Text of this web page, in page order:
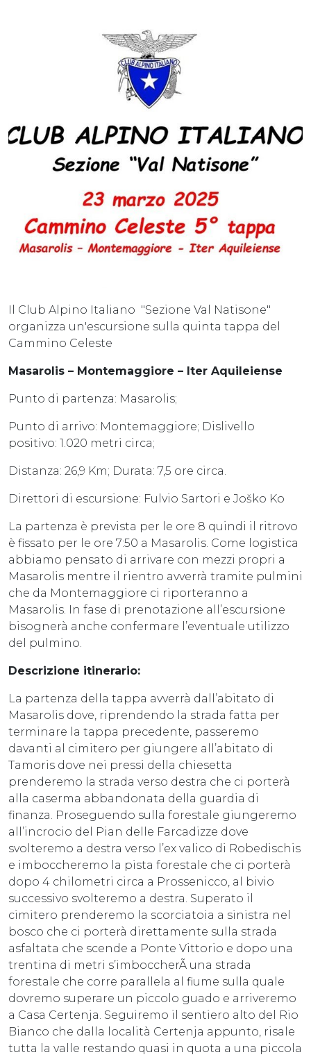
Il Club Alpino Italiano "Sezione Val Natisone"
organizza un'escursione sulla quinta tappa del
Cammino Celeste
Masarolis – Montemaggiore – Iter Aquileiense
Punto di partenza: Masarolis;
Punto di arrivo: Montemaggiore; Dislivello
positivo: 1.020 metri circa;
Distanza: 26,9 Km; Durata: 7,5 ore circa.
Direttori di escursione: Fulvio Sartori e Joško Ko
La partenza è prevista per le ore 8 quindi il ritrovo
è fissato per le ore 7:50 a Masarolis. Come logistica
abbiamo pensato di arrivare con mezzi propri a
Masarolis mentre il rientro avverrà tramite pulmini
che da Montemaggiore ci riporteranno a
Masarolis. In fase di prenotazione all’escursione
bisognerà anche confermare l’eventuale utilizzo
del pulmino.
Descrizione itinerario:
La partenza della tappa avverrà dall’abitato di
Masarolis dove, riprendendo la strada fatta per
terminare la tappa precedente, passeremo
davanti al cimitero per giungere all’abitato di
Tamoris dove nei pressi della chiesetta
prenderemo la strada verso destra che ci porterà
alla caserma abbandonata della guardia di
finanza. Proseguendo sulla forestale giungeremo
all’incrocio del Pian delle Farcadizze dove
svolteremo a destra verso l’ex valico di Robedischis
e imboccheremo la pista forestale che ci porterà
dopo 4 chilometri circa a Prossenicco, al bivio
successivo svolteremo a destra. Superato il
cimitero prenderemo la scorciatoia a sinistra nel
bosco che ci porterà direttamente sulla strada
asfaltata che scende a Ponte Vittorio e dopo una
trentina di metri s’imboccherÃ una strada
forestale che corre parallela al fiume sulla quale
dovremo superare un piccolo guado e arriveremo
a Casa Certenja. Seguiremo il sentiero alto del Rio
Bianco che dalla località Certenja appunto, risale
tutta la valle restando quasi in quota a una piccola